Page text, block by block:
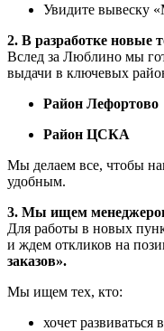
Увидите вывеску
2. В разработке новые
Вслед за Люблино мы
выдачи в ключевых
Район Лефортово
Район ЦСКА
Мы делаем все, чтобы
удобным.
3. Мы ищем
Для работы в новых
и ждем откликов на
заказов».
Мы ищем тех, кто:
хочет